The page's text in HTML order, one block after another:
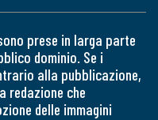
prese in larga parte
dominio. Se i
alla pubblicazione,
redazione che
delle immagini